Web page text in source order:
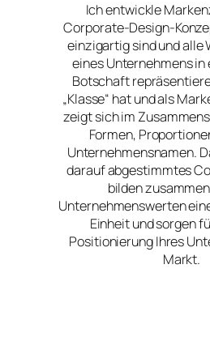
Ich entwickle
Corporate-Design-
einzigartig sind und alle
eines Unternehmens in
Botschaft
„Klasse“ hat und als
zeigt sich im
Formen,
Unternehmensnamen.
darauf abgestimmtes
bilden
Unternehmenswerten
Einheit und sorgen
Positionierung Ihres
Markt.